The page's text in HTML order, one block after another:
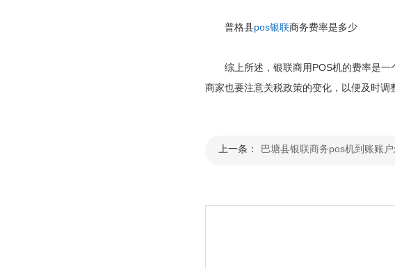
普格县pos银联商务费率是多少
综上所述，银联商用POS机的费率是一
商家也要注意关税政策的变化，以便及时调
上一条： 巴塘县银联商务pos机到账账